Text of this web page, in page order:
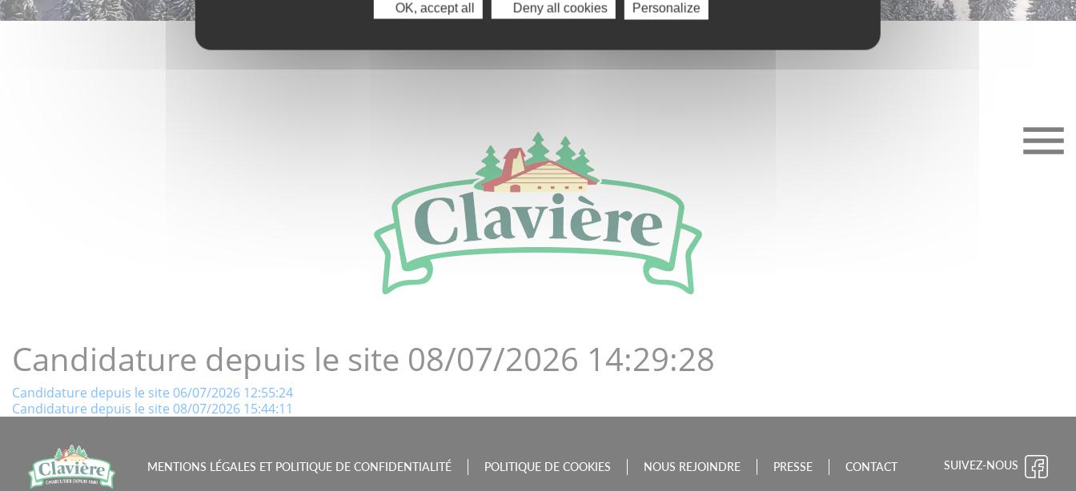
Candidature depuis le site 08/07/2026 14:29:28
Navigation
l’article
Candidature depuis le site 06/07/2026 12:55:24
Candidature depuis le site 08/07/2026 15:44:11
MENTIONS LÉGALES ET POLITIQUE DE CONFIDENTIALITÉ POLITIQUE DE COOKIES NOUS REJOINDRE PRESSE CONTACT SUIVEZ-NOUS
OK, accept all Deny all cookies Personalize